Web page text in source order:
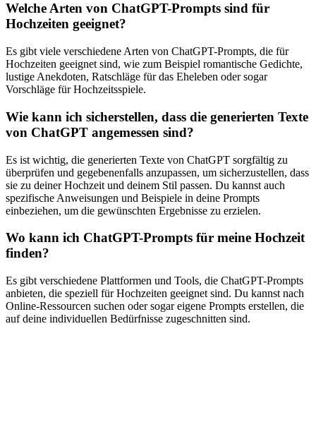
Welche Arten von ChatGPT-Prompts sind für
Hochzeiten geeignet?
Es gibt viele verschiedene Arten von ChatGPT-Prompts, die für
Hochzeiten geeignet sind, wie zum Beispiel romantische Gedichte,
lustige Anekdoten, Ratschläge für das Eheleben oder sogar
Vorschläge für Hochzeitsspiele.
Wie kann ich sicherstellen, dass die generierten Texte
von ChatGPT angemessen sind?
Es ist wichtig, die generierten Texte von ChatGPT sorgfältig zu
überprüfen und gegebenenfalls anzupassen, um sicherzustellen, dass
sie zu deiner Hochzeit und deinem Stil passen. Du kannst auch
spezifische Anweisungen und Beispiele in deine Prompts
einbeziehen, um die gewünschten Ergebnisse zu erzielen.
Wo kann ich ChatGPT-Prompts für meine Hochzeit
finden?
Es gibt verschiedene Plattformen und Tools, die ChatGPT-Prompts
anbieten, die speziell für Hochzeiten geeignet sind. Du kannst nach
Online-Ressourcen suchen oder sogar eigene Prompts erstellen, die
auf deine individuellen Bedürfnisse zugeschnitten sind.